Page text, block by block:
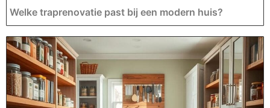
Welke traprenovatie past bij een modern huis?